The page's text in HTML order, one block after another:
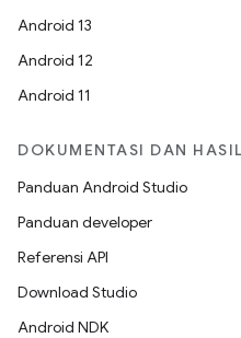
Android 13
Android 12
Android 11
DOKUMENTASI DAN
Panduan Android Studio
Panduan developer
Referensi API
Download Studio
Android NDK